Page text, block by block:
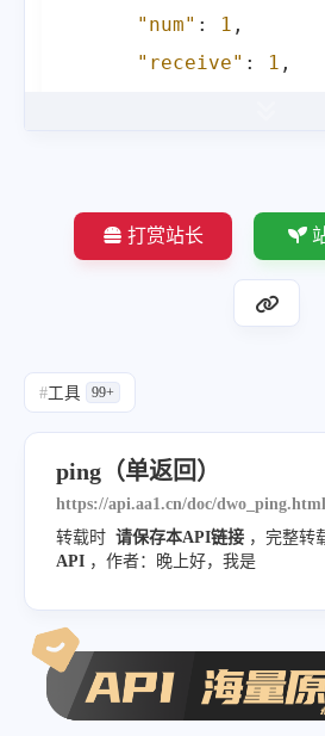
"num" : 1 ,
"receive" : 1 ,
"url": "dwo.cc"
:
打赏站长
#工具 99+
ping（单返回）
https://api.aa1.cn/doc/dwo_ping.html
转载时 请保存本API链接 ，完整转
API ，作者：晚上好，我是